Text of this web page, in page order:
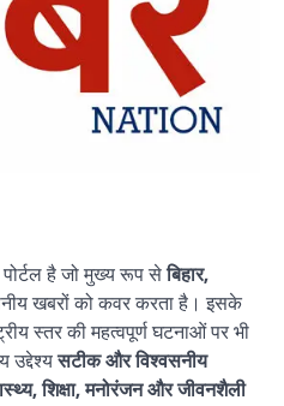
है जो मुख्य रूप सेबिहार,
खबरों को कवर करता है। इसके
स्तर की महत्वपूर्ण घटनाओं पर भी
उद्देश्यसटीक और विश्वसनीय
शिक्षा, मनोरंजन और जीवनशैली